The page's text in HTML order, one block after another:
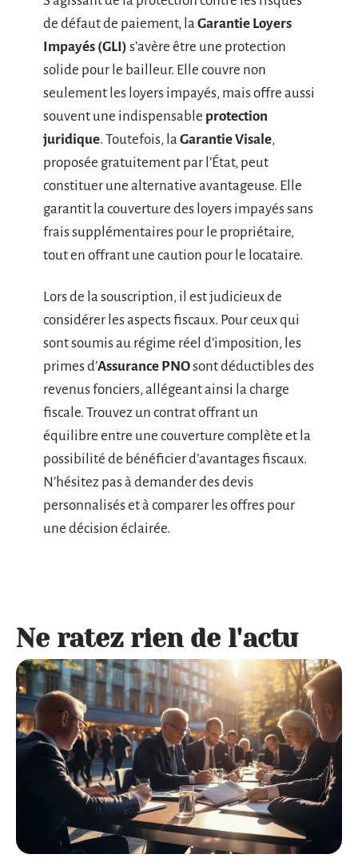
de défaut de paiement, la Garantie Loyers
Impayés (GLI) s’avère être une protection
solide pour le bailleur. Elle couvre non
seulement les loyers impayés, mais offre aussi
souvent une indispensable protection
juridique. Toutefois, la Garantie Visale,
proposée gratuitement par l’État, peut
constituer une alternative avantageuse. Elle
garantit la couverture des loyers impayés sans
frais supplémentaires pour le propriétaire,
tout en offrant une caution pour le locataire.
Lors de la souscription, il est judicieux de
considérer les aspects fiscaux. Pour ceux qui
sont soumis au régime réel d’imposition, les
primes d’Assurance PNOsont déductibles des
revenus fonciers, allégeant ainsi la charge
fiscale. Trouvez un contrat offrant un
équilibre entre une couverture complète et la
possibilité de bénéficier d’avantages fiscaux.
N’hésitez pas à demander des devis
personnalisés et à comparer les offres pour
une décision éclairée.
Ne ratez rien de l'actu